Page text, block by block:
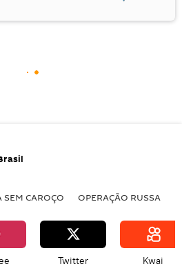
CAROÇO OPERAÇÃO RUSSA
Twitter Kwai